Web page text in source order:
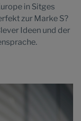
in Sitges
zur Marke S?
Ideen und der